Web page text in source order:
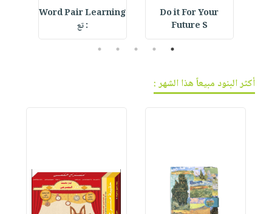
Do it For Your
Future S
Word Pair Learning
: تع
1
2
3
4
5
أكثر البنود مبيعاً هذا الشهر :